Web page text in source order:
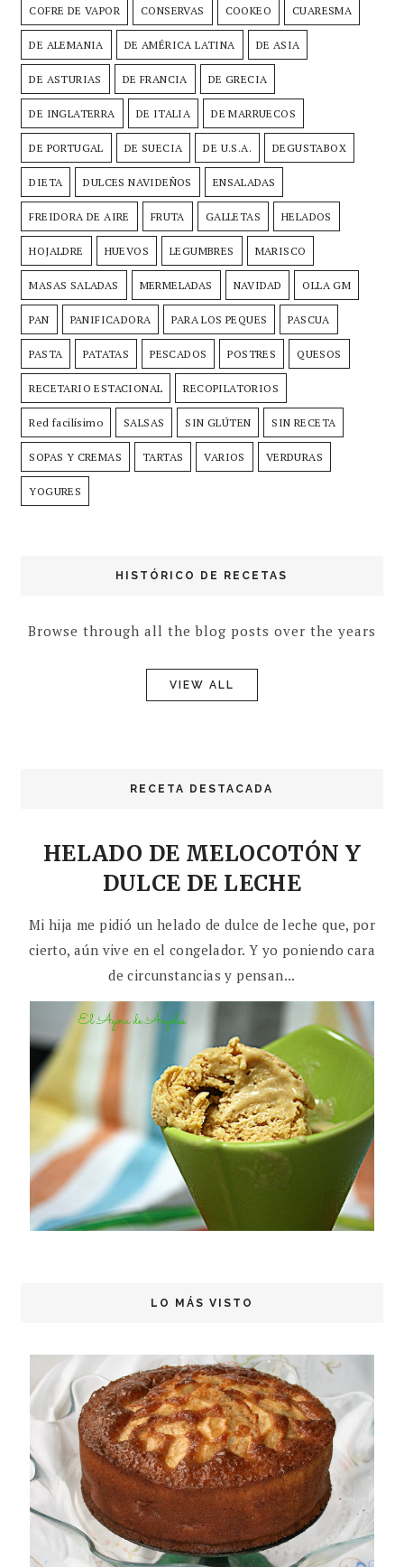
COFRE DE VAPOR CONSERVAS COOKEO CUARESMA
DE ALEMANIA DE AMÉRICA LATINA DE ASIA
DE ASTURIAS DE FRANCIA DE GRECIA
DE INGLATERRA DE ITALIA DE MARRUECOS
DE PORTUGAL DE SUECIA DE U.S.A. DEGUSTABOX
DIETA DULCES NAVIDEÑOS ENSALADAS
FREIDORA DE AIRE FRUTA GALLETAS HELADOS
HOJALDRE HUEVOS LEGUMBRES MARISCO
MASAS SALADAS MERMELADAS NAVIDAD OLLA GM
PAN PANIFICADORA PARA LOS PEQUES PASCUA
PASTA PATATAS PESCADOS POSTRES QUESOS
RECETARIO ESTACIONAL RECOPILATORIOS
Red facilísimo SALSAS SIN GLÚTEN SIN RECETA
SOPAS Y CREMAS TARTAS VARIOS VERDURAS
YOGURES
HISTÓRICO DE RECETAS
Browse through all the blog posts over the years
VIEW ALL
RECETA DESTACADA
HELADO DE MELOCOTÓN Y
DULCE DE LECHE
Mi hija me pidió un helado de dulce de leche que, por
cierto, aún vive en el congelador. Y yo poniendo cara
de circunstancias y pensan...
LO MÁS VISTO